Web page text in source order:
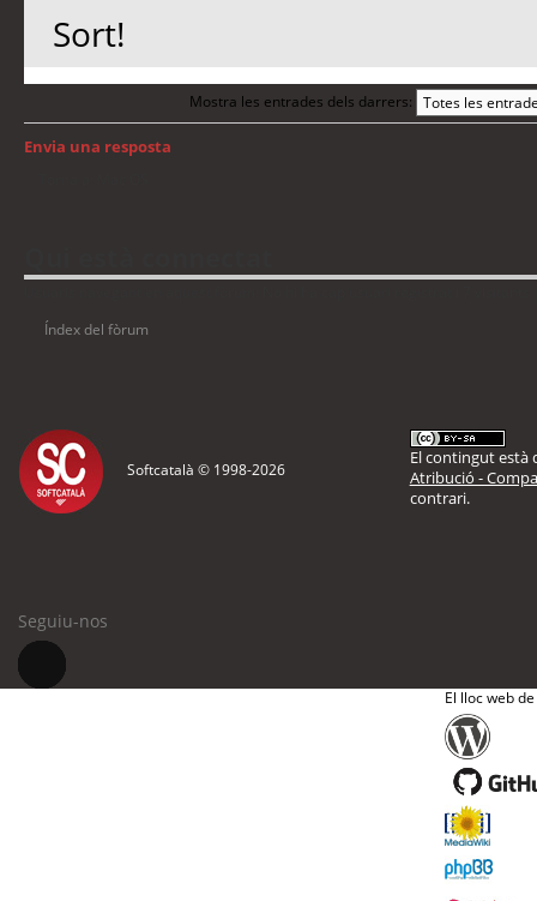
Sort!
Mostra les entrades dels darrers:
Envia una resposta
Índex del fòrum
Softcatalà © 1998-2026
El contingut està
Atribució -
contrari.
Seguiu-nos
El lloc web